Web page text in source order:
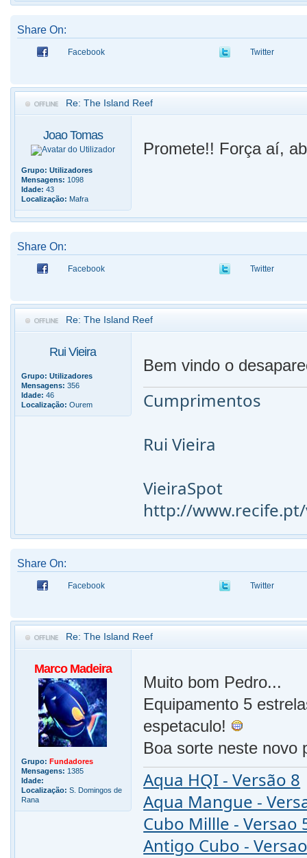
Share On:
Facebook Twitter
Re: The Island Reef
Joao Tomas
Grupo: Utilizadores
Mensagens: 1098
Idade: 43
Localização: Mafra
Promete!! Força aí,
Share On:
Facebook Twitter
Re: The Island Reef
Rui Vieira
Grupo: Utilizadores
Mensagens: 356
Idade: 46
Localização: Ourem
Bem vindo o
Cumprimentos
Rui Vieira
VieiraSpot
http://
Share On:
Facebook Twitter
Re: The Island Reef
Marco Madeira
Grupo: Fundadores
Mensagens: 1385
Idade:
Localização: S. Domingos de
Rana
Muito bom Pedro...
Equipamento 5
espetaculo!
Boa sorte neste novo
Aqua HQI - Versão 8
Aqua Mangue -
Cubo Millle - Versao
Antigo Cubo -